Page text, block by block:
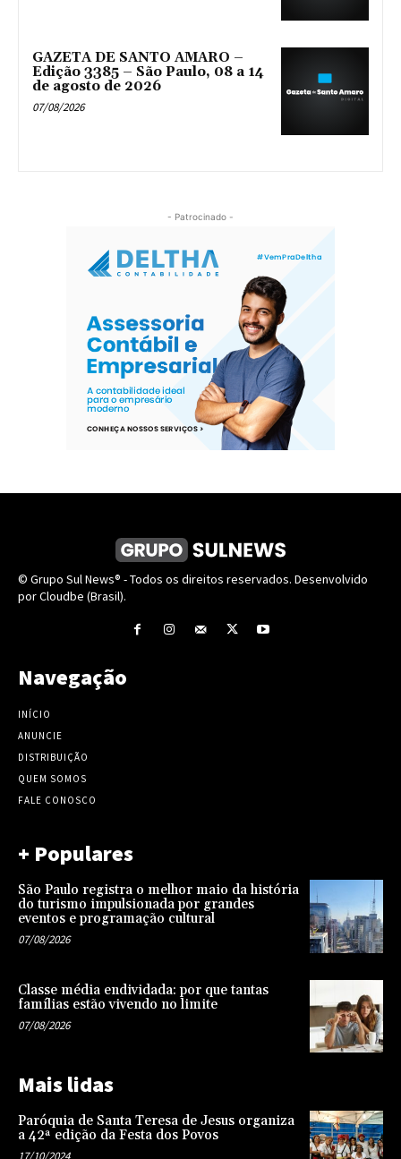
GAZETA DE SANTO AMARO –
Edição 3385 – São Paulo, 08 a 14
de agosto de 2026
07/08/2026
- Patrocinado -
© Grupo Sul News® - Todos os direitos reservados. Desenvolvido
por Cloudbe (Brasil).
Navegação
INÍCIO
ANUNCIE
DISTRIBUIÇÃO
QUEM SOMOS
FALE CONOSCO
+ Populares
São Paulo registra o melhor maio da história
do turismo impulsionada por grandes
eventos e programação cultural
07/08/2026
Classe média endividada: por que tantas
famílias estão vivendo no limite
07/08/2026
Mais lidas
Paróquia de Santa Teresa de Jesus organiza
a 42ª edição da Festa dos Povos